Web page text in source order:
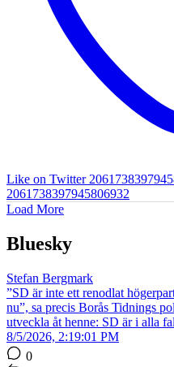
Like on Twitter
2061738397945806932
Load More
Bluesky
Stefan Bergmark
”SD är inte ett renodlat
nu”, sa precis Borås Tidnings
utveckla åt henne: SD är i alla
8/5/2026, 2:19:01 PM
0